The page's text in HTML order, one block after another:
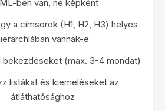
ben van, ne képként
a címsorok (H1, H2, H3) helyes
vannak-e
bekezdéseket (max. 3-4 mondat)
listákat és kiemeléseket az
átláthatósághoz